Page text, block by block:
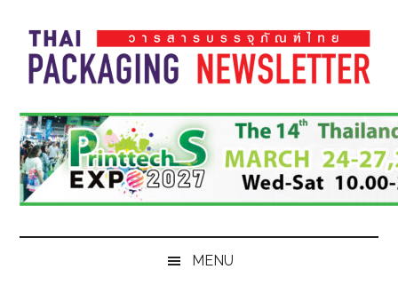
main
content
secondary
menu
primary
sidebar
footer
Thai
Pack
Magazine
Pack
Magazine
MENU